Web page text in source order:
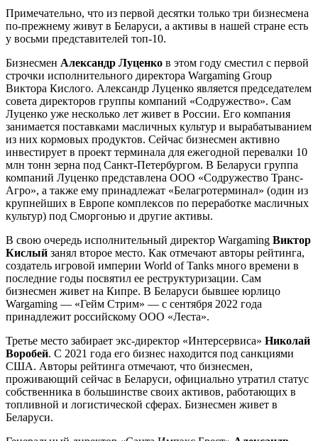
Примечательно, что из первой десятки только три бизнесмена
по-прежнему живут в Беларуси, а активы в нашей стране есть
у восьми представителей топ-10.
Бизнесмен Александр Луценко в этом году сместил с первой
строчки исполнительного директора Wargaming Group
Виктора Кислого. Александр Луценко является председателем
совета директоров группы компаний «Содружество». Сам
Луценко уже несколько лет живет в России. Его компания
занимается поставками масличных культур и вырабатыванием
из них кормовых продуктов. Сейчас бизнесмен активно
инвестирует в проект терминала для ежегодной перевалки 10
млн тонн зерна под Санкт-Петербургом. В Беларуси группа
компаний Луценко представлена ООО «Содружество Транс-
Агро», а также ему принадлежат «Белагротерминал» (один из
крупнейших в Европе комплексов по переработке масличных
культур) под Сморгонью и другие активы.
В свою очередь исполнительный директор Wargaming Виктор
Кислый занял второе место. Как отмечают авторы рейтинга,
создатель игровой империи World of Tanks много времени в
последние годы посвятил ее реструктуризации. Сам
бизнесмен живет на Кипре. В Беларуси бывшее юрлицо
Wargaming — «Гейм Стрим» — с сентября 2022 года
принадлежит российскому ООО «Леста».
Третье место забирает экс-директор «Интерсервиса» Николай
Воробей. С 2021 года его бизнес находится под санкциями
США. Авторы рейтинга отмечают, что бизнесмен,
проживающий сейчас в Беларуси, официально утратил статус
собственника в большинстве своих активов, работающих в
топливной и логистической сферах. Бизнесмен живет в
Беларуси.